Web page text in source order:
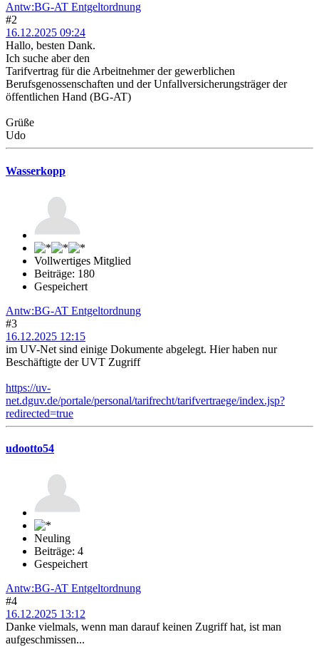
Antw:BG-AT Entgeltordnung
#2
16.12.2025 09:24
Hallo, besten Dank.
Ich suche aber den
Tarifvertrag für die Arbeitnehmer der gewerblichen
Berufsgenossenschaften und der Unfallversicherungsträger der
öffentlichen Hand (BG-AT)
Grüße
Udo
Wasserkopp
Vollwertiges Mitglied
Beiträge: 180
Gespeichert
Antw:BG-AT Entgeltordnung
#3
16.12.2025 12:15
im UV-Net sind einige Dokumente abgelegt. Hier haben nur
Beschäftigte der UVT Zugriff
https://uv-
net.dguv.de/portale/personal/tarifrecht/tarifvertraege/index.jsp?
redirected=true
udootto54
Neuling
Beiträge: 4
Gespeichert
Antw:BG-AT Entgeltordnung
#4
16.12.2025 13:12
Danke vielmals, wenn man darauf keinen Zugriff hat, ist man
aufgeschmissen...